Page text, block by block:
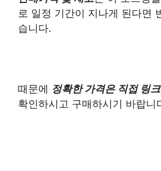
로 일정 기간이 지나게 된다면
습니다.
때문에 정확한 가격은 직접 링크
확인하시고 구매하시기 바랍니